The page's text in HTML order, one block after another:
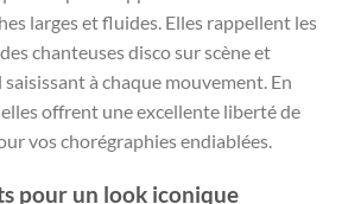
larges et fluides. Elles rappellent les
chanteuses disco sur scène et
à chaque mouvement. En
elles offrent une excellente liberté de
vos chorégraphies endiablées.
pour un look iconique